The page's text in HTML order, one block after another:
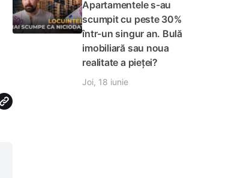
Apartamentele s-au
scumpit cu peste 30%
într-un singur an. Bulă
imobiliară sau noua
realitate a pieței?
Joi, 18 iunie